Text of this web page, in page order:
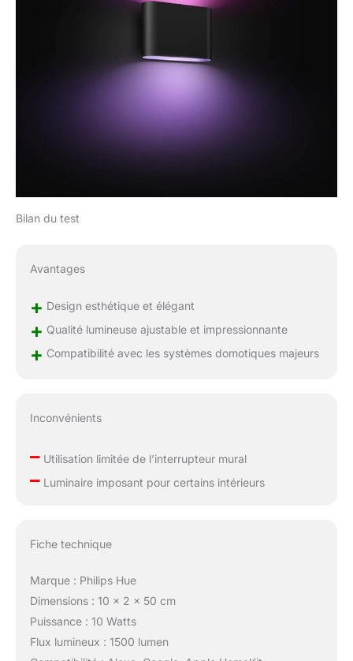
Bilan du test
Avantages
+ Design esthétique et élégant
+ Qualité lumineuse ajustable et impressionnante
+ Compatibilité avec les systèmes domotiques majeurs
Inconvénients
–Utilisation limitée de l’interrupteur mural
–Luminaire imposant pour certains intérieurs
Fiche technique
Marque : Philips Hue
Dimensions : 10 x 2 x 50 cm
Puissance : 10 Watts
Flux lumineux : 1500 lumen